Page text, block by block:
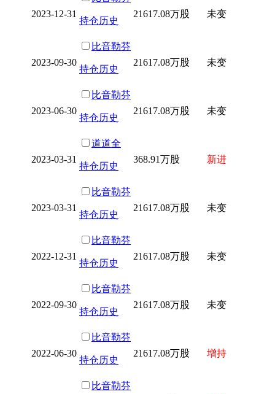
2023-12-31
持仓历史
21617.08万股 未变
2023-09-30
比音勒芬
持仓历史
21617.08万股 未变
2023-06-30
比音勒芬
持仓历史
21617.08万股 未变
2023-03-31
道道全
持仓历史
368.91万股 新进
2023-03-31
比音勒芬
持仓历史
21617.08万股 未变
2022-12-31
比音勒芬
持仓历史
21617.08万股 未变
2022-09-30
比音勒芬
持仓历史
21617.08万股 未变
2022-06-30
比音勒芬
持仓历史
21617.08万股 增持
比音勒芬